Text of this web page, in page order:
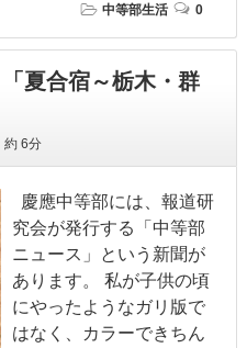
中等部生活 0
夏合宿～栃木・群
約 6分
慶應中等部には、報道研
究会が発行する「中等部
ニュース」という新聞が
あります。 私が子供の頃
にやったようなガリ版で
はなく、カラーできちん